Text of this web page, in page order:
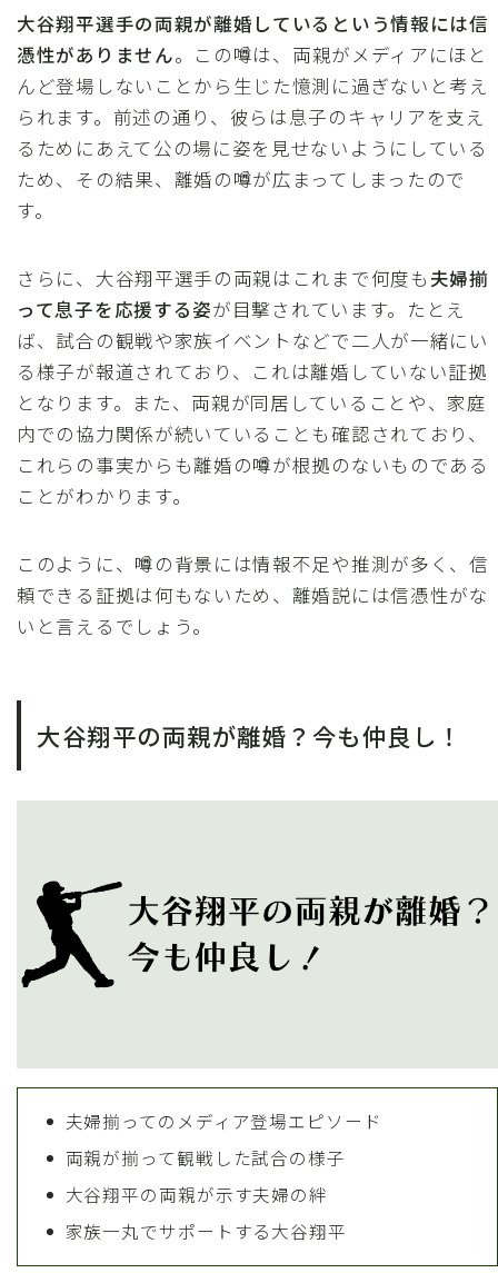
大谷翔平選手の両親が離婚しているという情報には信
憑性がありません。この噂は、両親がメディアにほと
んど登場しないことから生じた憶測に過ぎないと考え
られます。前述の通り、彼らは息子のキャリアを支え
るためにあえて公の場に姿を見せないようにしている
ため、その結果、離婚の噂が広まってしまったので
す。
さらに、大谷翔平選手の両親はこれまで何度も 夫婦揃
って息子を応援する姿が目撃されています。たとえ
ば、試合の観戦や家族イベントなどで二人が一緒にい
る様子が報道されており、これは離婚していない証拠
となります。また、両親が同居していることや、家庭
内での協力関係が続いていることも確認されており、
これらの事実からも離婚の噂が根拠のないものである
ことがわかります。
このように、噂の背景には情報不足や推測が多く、信
頼できる証拠は何もないため、離婚説には信憑性がな
いと言えるでしょう。
大谷翔平の両親が離婚？今も仲良し！
夫婦揃ってのメディア登場エピソード
両親が揃って観戦した試合の様子
大谷翔平の両親が示す夫婦の絆
家族一丸でサポートする大谷翔平